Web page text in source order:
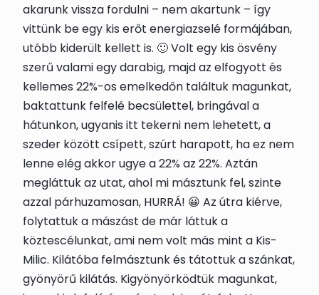
akarunk vissza fordulni – nem akartunk – így
vittünk be egy kis erőt energiazselé formájában,
utóbb kiderült kellett is. 🙂 Volt egy kis ösvény
szerű valami egy darabig, majd az elfogyott és
kellemes 22%-os emelkedőn találtuk magunkat,
baktattunk felfelé becsülettel, bringával a
hátunkon, ugyanis itt tekerni nem lehetett, a
szeder között csípett, szúrt harapott, ha ez nem
lenne elég akkor ugye a 22% az 22%. Aztán
megláttuk az utat, ahol mi másztunk fel, szinte
azzal párhuzamosan, HURRÁ! 😀 Az útra kiérve,
folytattuk a mászást de már láttuk a
köztescélunkat, ami nem volt más mint a Kis-
Milic. Kilátóba felmásztunk és tátottuk a szánkat,
gyönyörű kilátás. Kigyönyörködtük magunkat,